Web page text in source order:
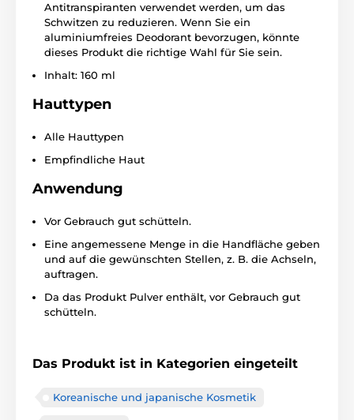
Antitranspiranten verwendet werden, um das
Schwitzen zu reduzieren. Wenn Sie ein
aluminiumfreies Deodorant bevorzugen, könnte
dieses Produkt die richtige Wahl für Sie sein.
Inhalt: 160 ml
Hauttypen
Alle Hauttypen
Empfindliche Haut
Anwendung
Vor Gebrauch gut schütteln.
Eine angemessene Menge in die Handfläche geben
und auf die gewünschten Stellen, z. B. die Achseln,
auftragen.
Da das Produkt Pulver enthält, vor Gebrauch gut
schütteln.
Das Produkt ist in Kategorien eingeteilt
Koreanische und japanische Kosmetik